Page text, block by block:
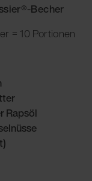
Becher
= 10 Portionen
Rapsöl